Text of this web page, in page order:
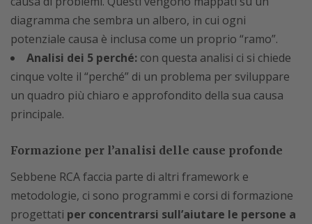
diagramma che sembra un albero, in cui ogni
potenziale causa è inclusa come un proprio “ramo”.
Analisi dei 5 perché: con questa analisi ci si chiede
cinque volte il “perché” di un problema per sviluppare
un quadro più chiaro e approfondito della sua causa
principale.
Formazione per l’analisi delle cause profonde
Sebbene RCA faccia parte di altri framework e
metodologie, ci sono programmi e corsi di formazione
progettati per concentrarsi sull’aiutare le persone a